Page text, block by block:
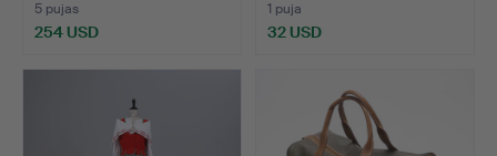
5 pujas
254 USD
1 puja
32 USD